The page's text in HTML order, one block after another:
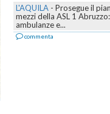
L'AQUILA - Prosegue il
mezzi della ASL 1
ambulanze e...
commenta